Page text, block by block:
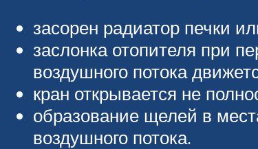
засорен радиатор печки
заслонка отопителя при
воздушного потока
кран открывается не
образование щелей в
воздушного потока.